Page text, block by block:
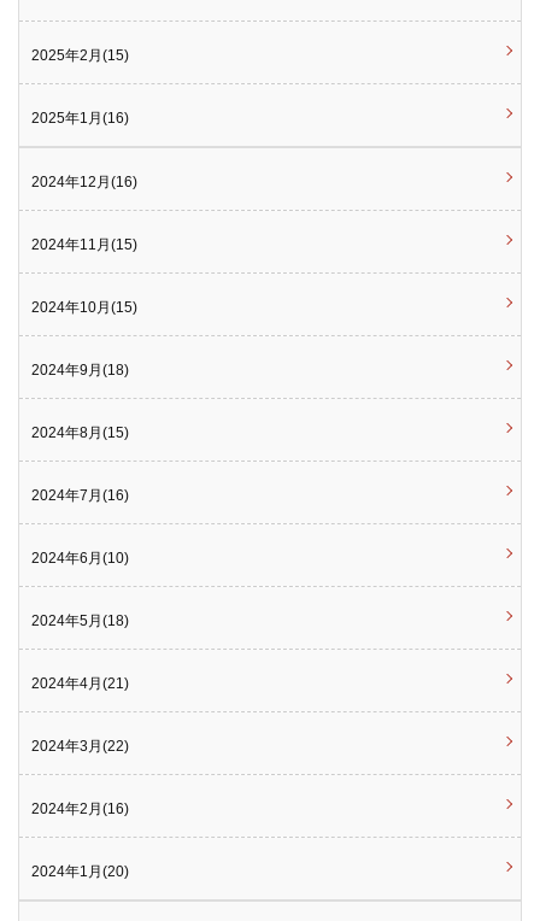
2025年2月(15)
2025年1月(16)
2024年12月(16)
2024年11月(15)
2024年10月(15)
2024年9月(18)
2024年8月(15)
2024年7月(16)
2024年6月(10)
2024年5月(18)
2024年4月(21)
2024年3月(22)
2024年2月(16)
2024年1月(20)